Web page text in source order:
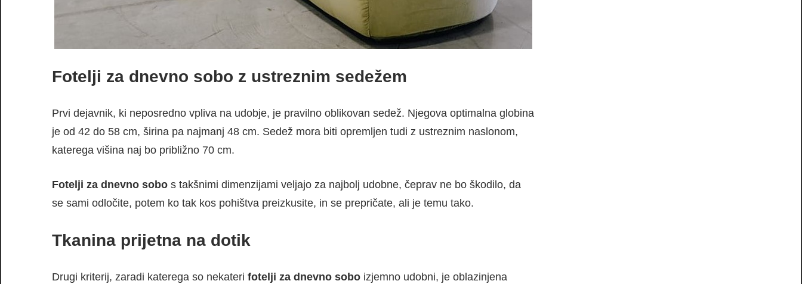
Fotelji za dnevno sobo z ustreznim sedežem
Prvi dejavnik, ki neposredno vpliva na udobje, je pravilno oblikovan sedež. Njegova optimalna globina
je od 42 do 58 cm, širina pa najmanj 48 cm. Sedež mora biti opremljen tudi z ustreznim naslonom,
katerega višina naj bo približno 70 cm.
Fotelji za dnevno sobo s takšnimi dimenzijami veljajo za najbolj udobne, čeprav ne bo škodilo, da
se sami odločite, potem ko tak kos pohištva preizkusite, in se prepričate, ali je temu tako.
Tkanina prijetna na dotik
Drugi kriterij, zaradi katerega so nekateri fotelji za dnevno sobo izjemno udobni, je oblazinjena